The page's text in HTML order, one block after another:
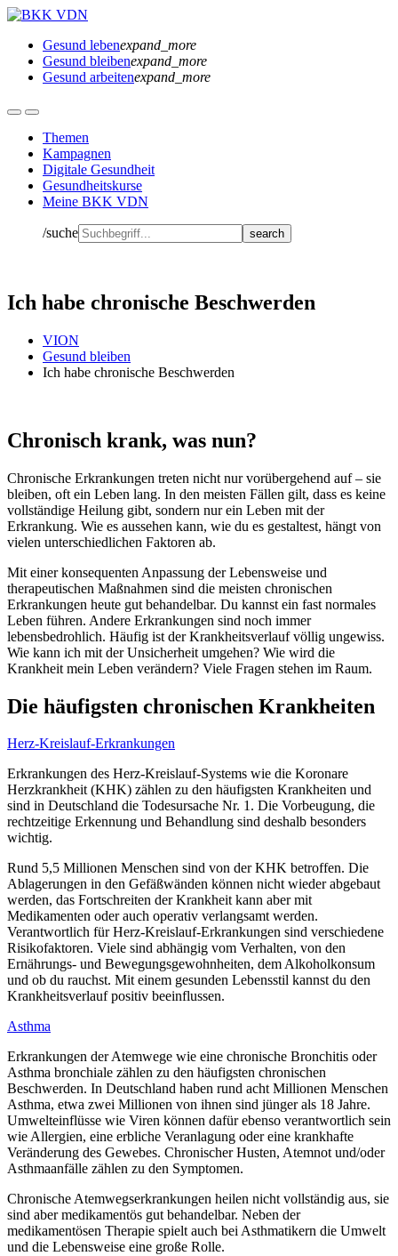
Gesund lebenexpand_more
Gesund bleibenexpand_more
Gesund arbeitenexpand_more
Themen
Kampagnen
Digitale Gesundheit
Gesundheitskurse
Meine BKK VDN
/suche
Ich habe chronische Beschwerden
VION
Gesund bleiben
Ich habe chronische Beschwerden
Chronisch krank, was nun?
Chronische Erkrankungen treten nicht nur vorübergehend auf – sie
bleiben, oft ein Leben lang. In den meisten Fällen gilt, dass es keine
vollständige Heilung gibt, sondern nur ein Leben mit der
Erkrankung. Wie es aussehen kann, wie du es gestaltest, hängt von
vielen unterschiedlichen Faktoren ab.
Mit einer konsequenten Anpassung der Lebensweise und
therapeutischen Maßnahmen sind die meisten chronischen
Erkrankungen heute gut behandelbar. Du kannst ein fast normales
Leben führen. Andere Erkrankungen sind noch immer
lebensbedrohlich. Häufig ist der Krankheitsverlauf völlig ungewiss.
Wie kann ich mit der Unsicherheit umgehen? Wie wird die
Krankheit mein Leben verändern? Viele Fragen stehen im Raum.
Die häufigsten chronischen Krankheiten
Herz-Kreislauf-Erkrankungen
Erkrankungen des Herz-Kreislauf-Systems wie die Koronare
Herzkrankheit (KHK) zählen zu den häufigsten Krankheiten und
sind in Deutschland die Todesursache Nr. 1. Die Vorbeugung, die
rechtzeitige Erkennung und Behandlung sind deshalb besonders
wichtig.
Rund 5,5 Millionen Menschen sind von der KHK betroffen. Die
Ablagerungen in den Gefäßwänden können nicht wieder abgebaut
werden, das Fortschreiten der Krankheit kann aber mit
Medikamenten oder auch operativ verlangsamt werden.
Verantwortlich für Herz-Kreislauf-Erkrankungen sind verschiedene
Risikofaktoren. Viele sind abhängig vom Verhalten, von den
Ernährungs- und Bewegungsgewohnheiten, dem Alkoholkonsum
und ob du rauchst. Mit einem gesunden Lebensstil kannst du den
Krankheitsverlauf positiv beeinflussen.
Asthma
Erkrankungen der Atemwege wie eine chronische Bronchitis oder
Asthma bronchiale zählen zu den häufigsten chronischen
Beschwerden. In Deutschland haben rund acht Millionen Menschen
Asthma, etwa zwei Millionen von ihnen sind jünger als 18 Jahre.
Umwelteinflüsse wie Viren können dafür ebenso verantwortlich sein
wie Allergien, eine erbliche Veranlagung oder eine krankhafte
Veränderung des Gewebes. Chronischer Husten, Atemnot und/oder
Asthmaanfälle zählen zu den Symptomen.
Chronische Atemwegserkrankungen heilen nicht vollständig aus, sie
sind aber medikamentös gut behandelbar. Neben der
medikamentösen Therapie spielt auch bei Asthmatikern die Umwelt
und die Lebensweise eine große Rolle.